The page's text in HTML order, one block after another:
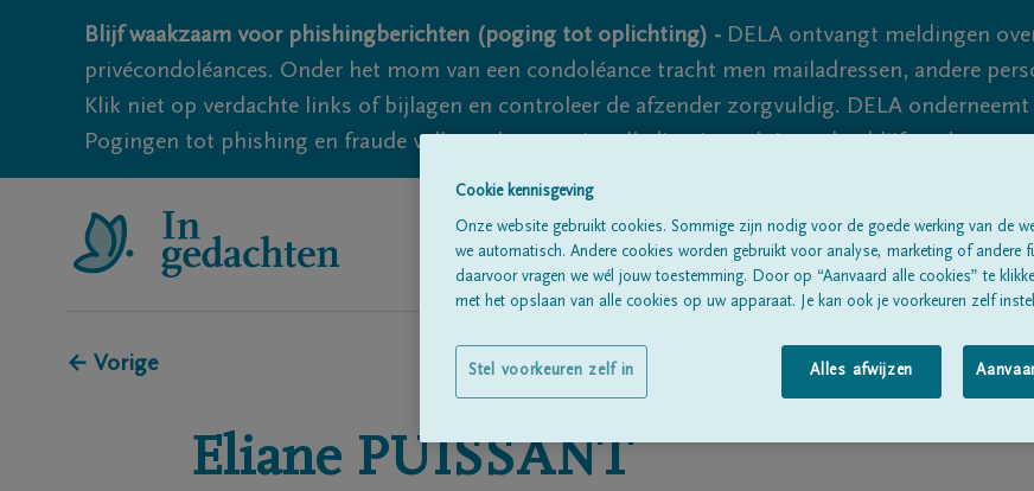
Blijf waakzaam voor phishingberichten (poging tot oplichting) - DELA ontvangt meldingen
privécondoléances. Onder het mom van een condoléance tracht men mailadressen, andere
Klik niet op verdachte links of bijlagen en controleer de afzender zorgvuldig. DELA
Pogingen tot phishing en fraude vallen echter nooit volledig uit te sluiten, dus blijf waakzaam.
Alle rouwberichtenOver
← Vorige
Eliane PUISSANT
Cookie kennisgeving
Onze website gebruikt cookies. Sommige zijn nodig voor de goede werking van de
we automatisch. Andere cookies worden gebruikt voor analyse, marketing of andere
daarvoor vragen we wél jouw toestemming. Door op “Aanvaard alle cookies” te
met het opslaan van alle cookies op uw apparaat. Je kan ook je voorkeuren zelf
Alles afwijzen
Stel voorkeuren zelf in